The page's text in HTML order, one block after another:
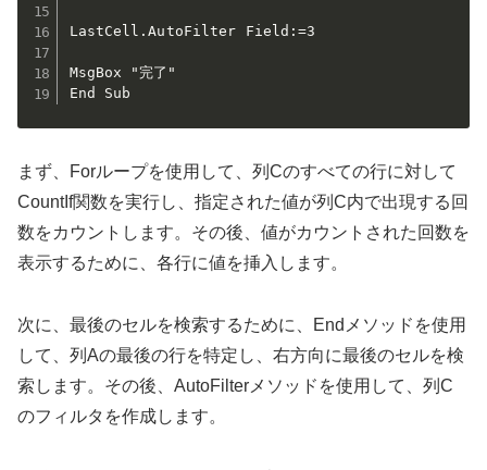
LastCell.AutoFilter Field:=3
MsgBox "完了"
End Sub
まず、Forループを使用して、列Cのすべての行に対して
CountIf関数を実行し、指定された値が列C内で出現する回
数をカウントします。その後、値がカウントされた回数を
表示するために、各行に値を挿入します。
次に、最後のセルを検索するために、Endメソッドを使用
して、列Aの最後の行を特定し、右方向に最後のセルを検
索します。その後、AutoFilterメソッドを使用して、列C
のフィルタを作成します。